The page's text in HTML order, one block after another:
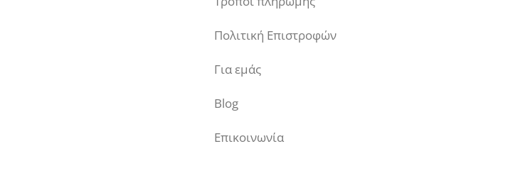
Πολιτική Επιστροφών
Για εμάς
Blog
Επικοινωνία